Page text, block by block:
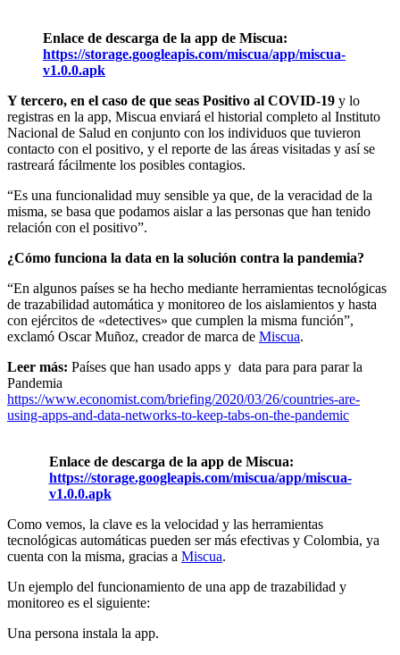
Enlace de descarga de la app de Miscua:
https://storage.googleapis.com/miscua/app/miscua-
v1.0.0.apk
Y tercero, en el caso de que seas Positivo al COVID-19 y lo
registras en la app, Miscua enviará el historial completo al Instituto
Nacional de Salud en conjunto con los individuos que tuvieron
contacto con el positivo, y el reporte de las áreas visitadas y así se
rastreará fácilmente los posibles contagios.
“Es una funcionalidad muy sensible ya que, de la veracidad de la
misma, se basa que podamos aislar a las personas que han tenido
relación con el positivo”.
¿Cómo funciona la data en la solución contra la pandemia?
“En algunos países se ha hecho mediante herramientas tecnológicas
de trazabilidad automática y monitoreo de los aislamientos y hasta
con ejércitos de «detectives» que cumplen la misma función”,
exclamó Oscar Muñoz, creador de marca de Miscua.
Leer más: Países que han usado apps y data para para parar la
Pandemia
https://www.economist.com/briefing/2020/03/26/countries-are-
using-apps-and-data-networks-to-keep-tabs-on-the-pandemic
Enlace de descarga de la app de Miscua:
https://storage.googleapis.com/miscua/app/miscua-
v1.0.0.apk
Como vemos, la clave es la velocidad y las herramientas
tecnológicas automáticas pueden ser más efectivas y Colombia, ya
cuenta con la misma, gracias a Miscua.
Un ejemplo del funcionamiento de una app de trazabilidad y
monitoreo es el siguiente:
Una persona instala la app.